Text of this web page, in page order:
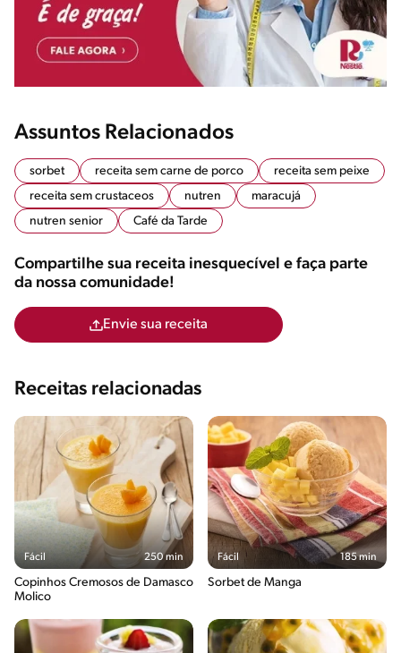
Assuntos Relacionados
sorbet receita sem carne de porco
receita sem peixe
receita sem crustaceos
nutren
maracujá
nutren senior
Café da Tarde
Compartilhe sua receita inesquecível e faça parte
da nossa comunidade!
Envie sua receita
Receitas relacionadas
Fácil 250 min
Copinhos Cremosos de Damasco
Molico
Fácil 185 min
Sorbet de Manga